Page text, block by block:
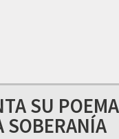
SU
SOBERANÍA